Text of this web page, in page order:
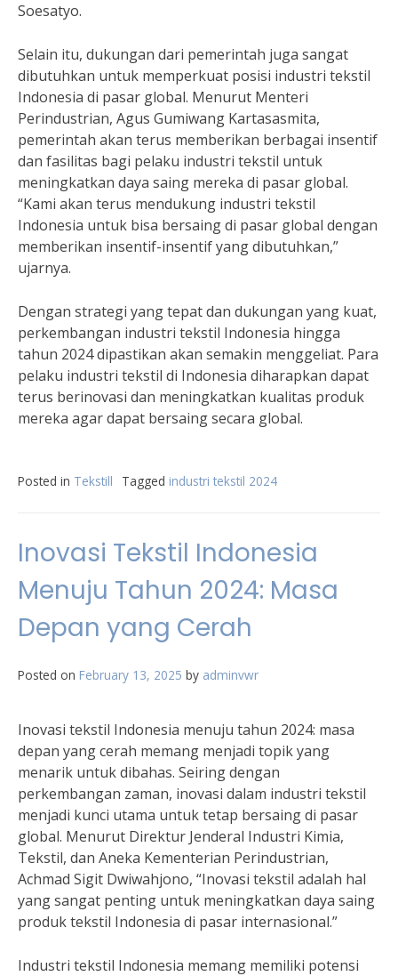
Soesatyo.
Selain itu, dukungan dari pemerintah juga sangat
dibutuhkan untuk memperkuat posisi industri tekstil
Indonesia di pasar global. Menurut Menteri
Perindustrian, Agus Gumiwang Kartasasmita,
pemerintah akan terus memberikan berbagai insentif
dan fasilitas bagi pelaku industri tekstil untuk
meningkatkan daya saing mereka di pasar global.
“Kami akan terus mendukung industri tekstil
Indonesia untuk bisa bersaing di pasar global dengan
memberikan insentif-insentif yang dibutuhkan,”
ujarnya.
Dengan strategi yang tepat dan dukungan yang kuat,
perkembangan industri tekstil Indonesia hingga
tahun 2024 dipastikan akan semakin menggeliat. Para
pelaku industri tekstil di Indonesia diharapkan dapat
terus berinovasi dan meningkatkan kualitas produk
mereka agar dapat bersaing secara global.
Posted in Tekstill Tagged industri tekstil 2024
Inovasi Tekstil Indonesia
Menuju Tahun 2024: Masa
Depan yang Cerah
Posted on February 13, 2025 by adminvwr
Inovasi tekstil Indonesia menuju tahun 2024: masa
depan yang cerah memang menjadi topik yang
menarik untuk dibahas. Seiring dengan
perkembangan zaman, inovasi dalam industri tekstil
menjadi kunci utama untuk tetap bersaing di pasar
global. Menurut Direktur Jenderal Industri Kimia,
Tekstil, dan Aneka Kementerian Perindustrian,
Achmad Sigit Dwiwahjono, “Inovasi tekstil adalah hal
yang sangat penting untuk meningkatkan daya saing
produk tekstil Indonesia di pasar internasional.”
Industri tekstil Indonesia memang memiliki potensi